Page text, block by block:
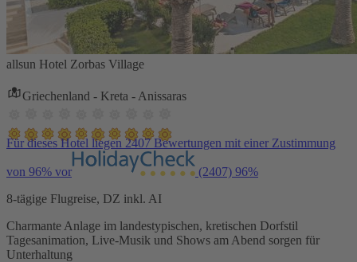
allsun Hotel Zorbas Village
Griechenland - Kreta - Anissaras
Für dieses Hotel liegen 2407 Bewertungen mit einer Zustimmung
von 96% vor (2407) 96%
8-tägige Flugreise, DZ inkl. AI
Charmante Anlage im landestypischen, kretischen Dorfstil
Tagesanimation, Live-Musik und Shows am Abend sorgen für
Unterhaltung